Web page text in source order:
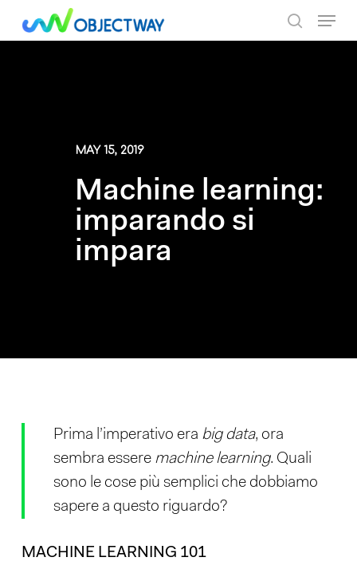
MAY 15, 2019
Machine learning:
imparando si
impara
Prima l’imperativo era big data, ora
sembra essere machine learning. Quali
sono le cose più semplici che dobbiamo
sapere a questo riguardo?
MACHINE LEARNING 101